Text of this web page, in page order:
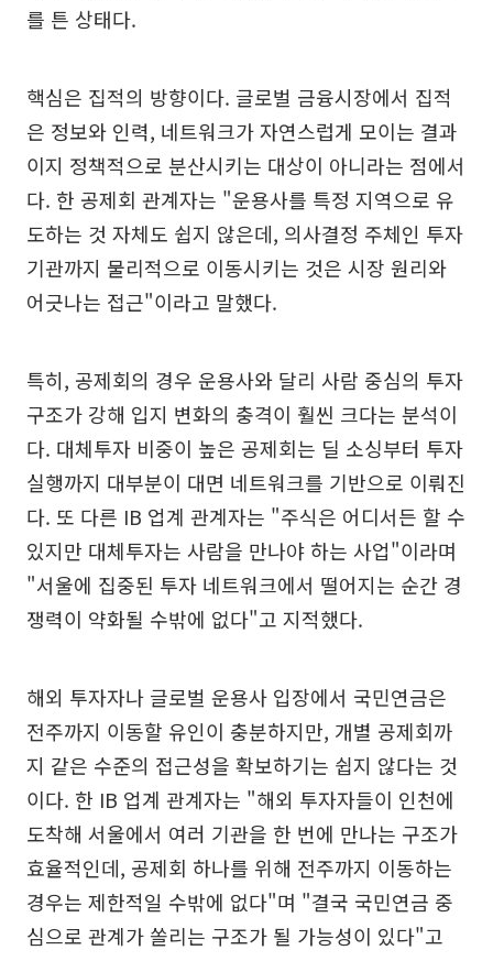
를 튼 상태다.
핵심은 집적의 방향이다. 글로벌 금융시장에서 집적
은 정보와 인력, 네트워크가 자연스럽게 모이는 결과
이지 정책적으로 분산시키는 대상이 아니라는 점에서
다. 한 공제회 관계자는 "운용사를 특정 지역으로 유
도하는 것 자체도 쉽지 않은데, 의사결정 주체인 투자
기관까지 물리적으로 이동시키는 것은 시장 원리와
어긋나는 접근"이라고 말했다.
특히, 공제회의 경우 운용사와 달리 사람 중심의 투자
구조가 강해 입지 변화의 충격이 훨씬 크다는 분석이
다. 대체투자 비중이 높은 공제회는 딜 소싱부터 투자
실행까지 대부분이 대면 네트워크를 기반으로 이뤄진
다. 또 다른 IB 업계 관계자는 "주식은 어디서든 할 수
있지만 대체투자는 사람을 만나야 하는 사업"이라며
"서울에 집중된 투자 네트워크에서 떨어지는 순간 경
쟁력이 약화될 수밖에 없다"고 지적했다.
해외 투자자나 글로벌 운용사 입장에서 국민연금은
전주까지 이동할 유인이 충분하지만, 개별 공제회까
지 같은 수준의 접근성을 확보하기는 쉽지 않다는 것
이다. 한 IB 업계 관계자는 "해외 투자자들이 인천에
도착해 서울에서 여러 기관을 한 번에 만나는 구조가
효율적인데, 공제회 하나를 위해 전주까지 이동하는
경우는 제한적일 수밖에 없다"며 "결국 국민연금 중
심으로 관계가 쏠리는 구조가 될 가능성이 있다"고